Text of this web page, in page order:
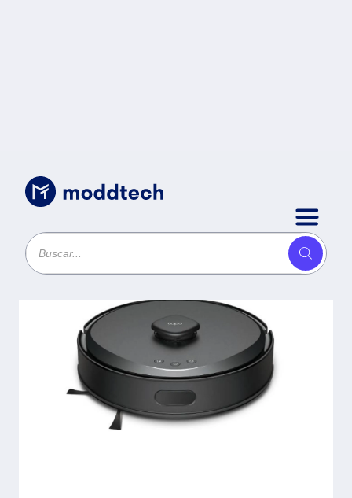
Sin categoría/Robot Aspirador y trapeador
(Tapo RV30 Max ) Capacidad de
la batería 2600 mAh -